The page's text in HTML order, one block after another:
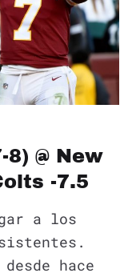
@ New
-7.5
a los
hace